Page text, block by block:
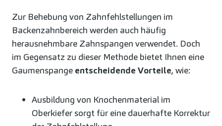
Zur Behebung von Zahnfehlstellungen im
Backenzahnbereich werden auch häufig
herausnehmbare Zahnspangen verwendet. Doch
im Gegensatz zu dieser Methode bietet Ihnen eine
Gaumenspange entscheidende Vorteile, wie:
Ausbildung von Knochenmaterial im
Oberkiefer sorgt für eine dauerhafte Korrektur